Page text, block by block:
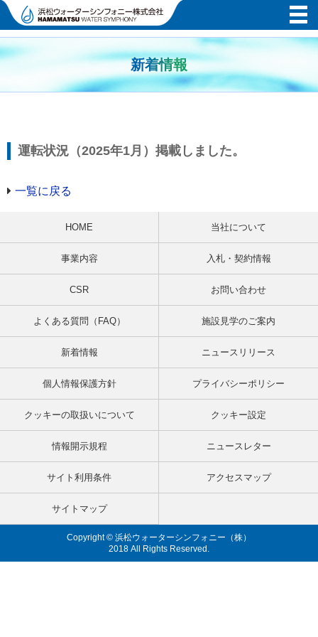
新着情報
運転状況（2025年1月）掲載しました。
一覧に戻る
HOME 当社について
事業内容 入札・契約情報
CSR お問い合わせ
よくある質問（FAQ） 施設見学のご案内
新着情報 ニュースリリース
個人情報保護方針 プライバシーポリシー
クッキーの取扱いについて クッキー設定
情報開示規程 ニュースレター
サイト利用条件 アクセスマップ
サイトマップ
Copyright © 浜松ウォーターシンフォニー（株）
2018 All Rights Reserved.